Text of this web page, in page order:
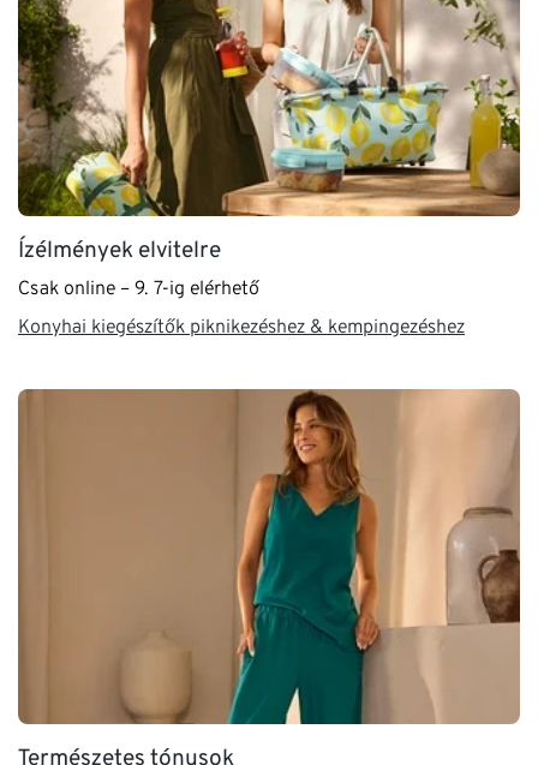
Ízélmények elvitelre
Csak online – 9. 7-ig elérhető
Konyhai kiegészítők piknikezéshez & kempingezéshez
Természetes tónusok